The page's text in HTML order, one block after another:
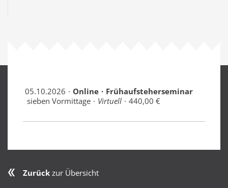
05.10.2026 Online
Frühaufsteherseminar
sieben Vormittage
Virtuell 440,00 €
Zurück zur Übersicht